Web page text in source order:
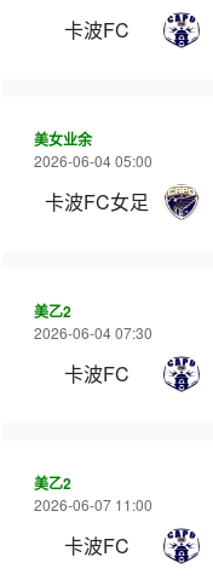
卡波FC
美女业余
2026-06-04 05:00
卡波FC女足
美乙2
2026-06-04 07:30
卡波FC
美乙2
2026-06-07 11:00
卡波FC